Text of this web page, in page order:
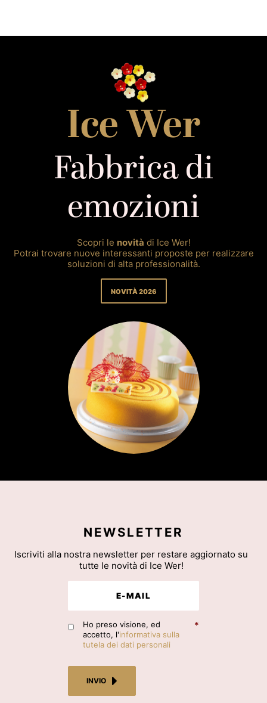
Ice Wer
Fabbrica di
emozioni
Scopri le novità di Ice Wer!
Potrai trovare nuove interessanti proposte per realizzare
soluzioni di alta professionalità.
NOVITÀ 2026
NEWSLETTER
Iscriviti alla nostra newsletter per restare aggiornato su
tutte le novità di Ice Wer!
Ho preso visione, ed
accetto, l'informativa sulla
tutela dei dati personali
*
INVIO